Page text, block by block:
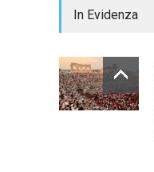
In Evidenza